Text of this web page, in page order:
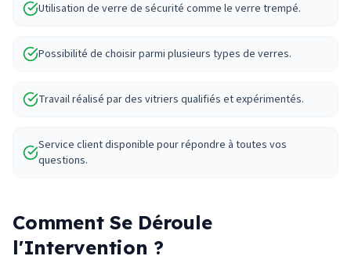
Utilisation de verre de sécurité comme le verre trempé.
Possibilité de choisir parmi plusieurs types de verres.
Travail réalisé par des vitriers qualifiés et expérimentés.
Service client disponible pour répondre à toutes vos
questions.
Comment Se Déroule
l'Intervention ?